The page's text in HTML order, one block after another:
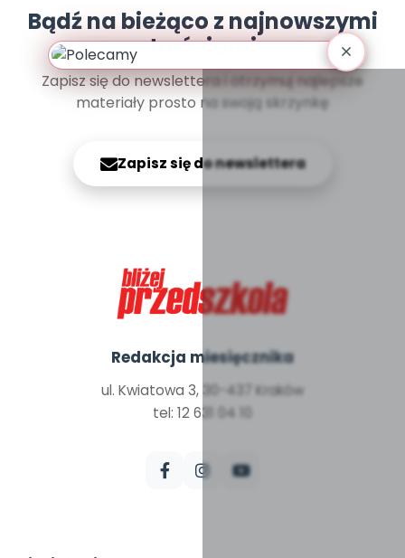
Bądź na bieżąco z najnowszymi
treściami
Zapisz się do newslettera i otrzymuj najlepsze
materiały prosto na swoją skrzynkę
Zapisz się do newslettera
Redakcja miesięcznika
ul. Kwiatowa 3, 30-437 Kraków
tel: 12 631 04 10